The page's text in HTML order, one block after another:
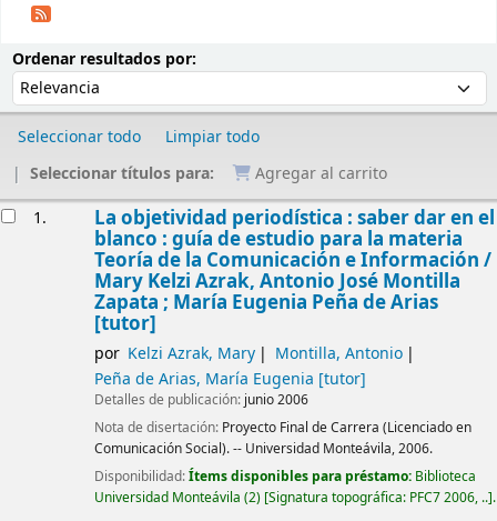
Ordenar resultados por:
Seleccionar todo
Limpiar todo
Seleccionar títulos para:
Agregar al carrito
1. La objetividad periodística : saber dar en el
blanco : guía de estudio para la materia
Teoría de la Comunicación e Información /
Mary Kelzi Azrak, Antonio José Montilla
Zapata ; María Eugenia Peña de Arias
[tutor]
por Kelzi Azrak, Mary
Montilla, Antonio
Peña de Arias, María Eugenia [tutor]
Detalles de publicación: junio 2006
Nota de disertación: Proyecto Final de Carrera (Licenciado en
Comunicación Social). -- Universidad Monteávila, 2006.
Disponibilidad:Ítems disponibles para préstamo: Biblioteca
Universidad Monteávila (2) Signatura topográfica: PFC7 2006, .. .